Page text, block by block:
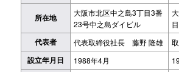
所在地
大阪市北区中之島3丁目3番
23号中之島ダイビル
代表者 代表取締役社長 藤野 隆雄
設立年月日 1988年4月